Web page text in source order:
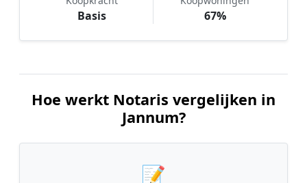
Basis 67%
Hoe werkt Notaris vergelijken in
Jannum?
📝